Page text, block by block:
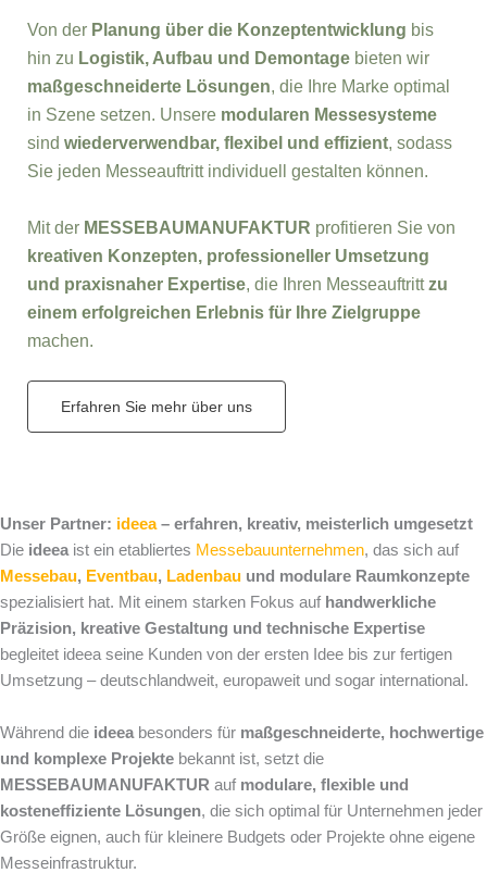
Von der Planung über die Konzeptentwicklung bis
hin zu Logistik, Aufbau und Demontage bieten wir
maßgeschneiderte Lösungen, die Ihre Marke optimal
in Szene setzen. Unsere modularen Messesysteme
sind wiederverwendbar, flexibel und effizient, sodass
Sie jeden Messeauftritt individuell gestalten können.
Mit der MESSEBAUMANUFAKTUR profitieren Sie von
kreativen Konzepten, professioneller Umsetzung
und praxisnaher Expertise, die Ihren Messeauftrittzu
einem erfolgreichen Erlebnis für Ihre Zielgruppe
machen.
Erfahren Sie mehr über uns
Unser Partner: ideea– erfahren, kreativ, meisterlich umgesetzt
Die ideea ist ein etabliertes Messebauunternehmen, das sich auf
Messebau, Eventbau, Ladenbau und modulare Raumkonzepte
spezialisiert hat. Mit einem starken Fokus auf handwerkliche
Präzision, kreative Gestaltung und technische Expertise
begleitet ideea seine Kunden von der ersten Idee bis zur fertigen
Umsetzung – deutschlandweit, europaweit und sogar international.
Während die ideea besonders für maßgeschneiderte, hochwertige
und komplexe Projekte bekannt ist, setzt die
MESSEBAUMANUFAKTUR auf modulare, flexible und
kosteneffiziente Lösungen, die sich optimal für Unternehmen jeder
Größe eignen, auch für kleinere Budgets oder Projekte ohne eigene
Messeinfrastruktur.